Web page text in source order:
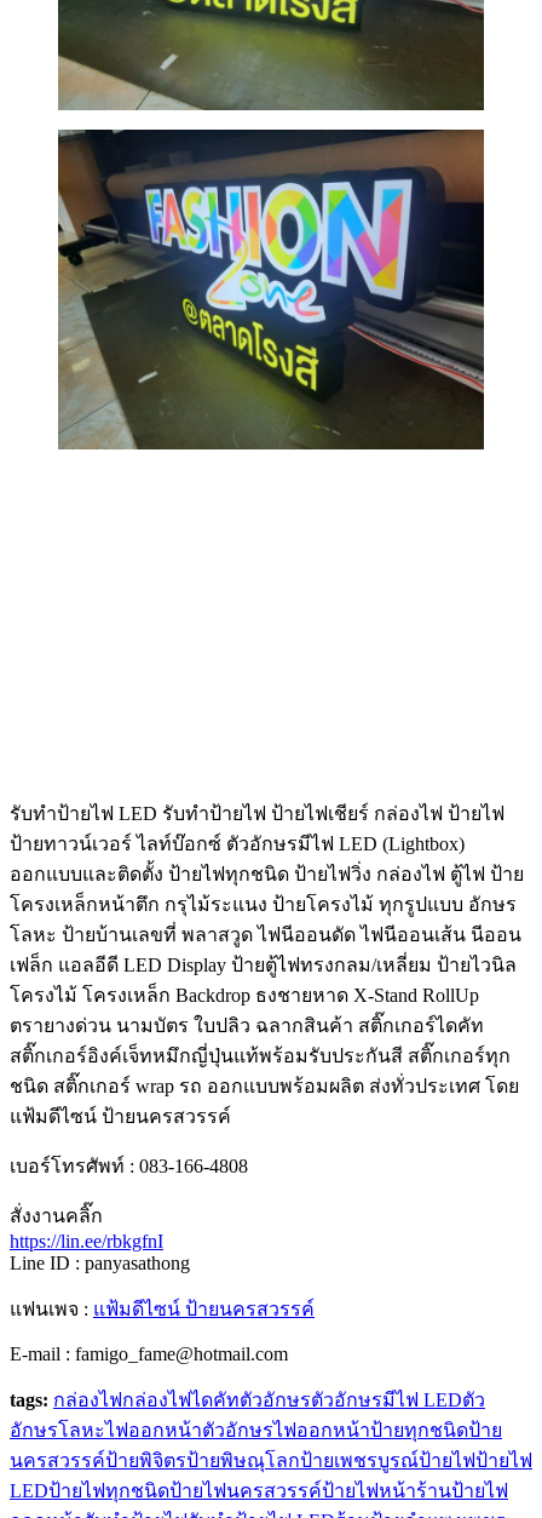
รับทําป้ายไฟ LED รับทำป้ายไฟ ป้ายไฟเชียร์ กล่องไฟ ป้ายไฟ
ป้ายทาวน์เวอร์ ไลท์บ๊อกซ์ ตัวอักษรมีไฟ LED (Lightbox)
ออกแบบและติดตั้ง ป้ายไฟทุกชนิด ป้ายไฟวิ่ง กล่องไฟ ตู้ไฟ ป้าย
โครงเหล็กหน้าตึก กรุไม้ระแนง ป้ายโครงไม้ ทุกรูปแบบ อักษร
โลหะ ป้ายบ้านเลขที่ พลาสวูด ไฟนีออนดัด ไฟนีออนเส้น นีออน
เฟล็ก แอลอีดี LED Display ป้ายตู้ไฟทรงกลม/เหลี่ยม ป้ายไวนิล
โครงไม้ โครงเหล็ก Backdrop ธงชายหาด X-Stand RollUp
ตรายางด่วน นามบัตร ใบปลิว ฉลากสินค้า สติ๊กเกอร์ไดคัท
สติ๊กเกอร์อิงค์เจ็ทหมึกญี่ปุ่นแท้พร้อมรับประกันสี สติ๊กเกอร์ทุก
ชนิด สติ๊กเกอร์ wrap รถ ออกแบบพร้อมผลิต ส่งทั่วประเทศ โดย
แฟ้มดีไซน์ ป้ายนครสวรรค์
เบอร์โทรศัพท์ : 083-166-4808
สั่งงานคลิ๊ก
https://lin.ee/rbkgfnI
Line ID : panyasathong
แฟนเพจ : แฟ้มดีไซน์ ป้ายนครสวรรค์
E-mail : famigo_fame@hotmail.com
tags: กล่องไฟกล่องไฟไดคัทตัวอักษรตัวอักษรมีไฟ LEDตัว
อักษรโลหะไฟออกหน้าตัวอักษรไฟออกหน้าป้ายทุกชนิดป้าย
นครสวรรค์ป้ายพิจิตรป้ายพิษณุโลกป้ายเพชรบูรณ์ป้ายไฟป้ายไฟ
LEDป้ายไฟทุกชนิดป้ายไฟนครสวรรค์ป้ายไฟหน้าร้านป้ายไฟ